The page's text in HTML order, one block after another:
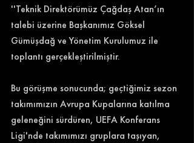
''Teknik Direktörümüz Çağdaş Atan’ın
talebi üzerine Başkanımız Göksel
Gümüşdağ ve Yönetim Kurulumuz ile
toplantı gerçekleştirilmiştir.
Bu görüşme sonucunda; geçtiğimiz sezon
takımımızın Avrupa Kupalarına katılma
geleneğini sürdüren, UEFA Konferans
Ligi'nde takımımızı gruplara taşıyan,